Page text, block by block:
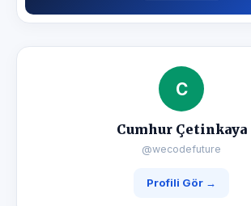
C
Cumhur Çetinkaya
@wecodefuture
Profili Gör →